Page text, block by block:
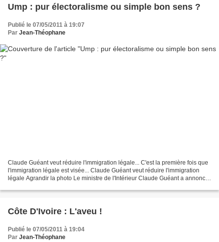
Ump : pur électoralisme ou simple bon sens ?
Publié le 07/05/2011 à 19:07
Par Jean-Théophane
Claude Guéant veut réduire l'immigration légale... C'est la première fois que
l'immigration légale est visée... Claude Guéant veut réduire l'immigration
légale Agrandir la photo Le ministre de l'Intérieur Claude Guéant a annoncé
Côte D'Ivoire : L'aveu !
Publié le 07/05/2011 à 19:04
Par Jean-Théophane